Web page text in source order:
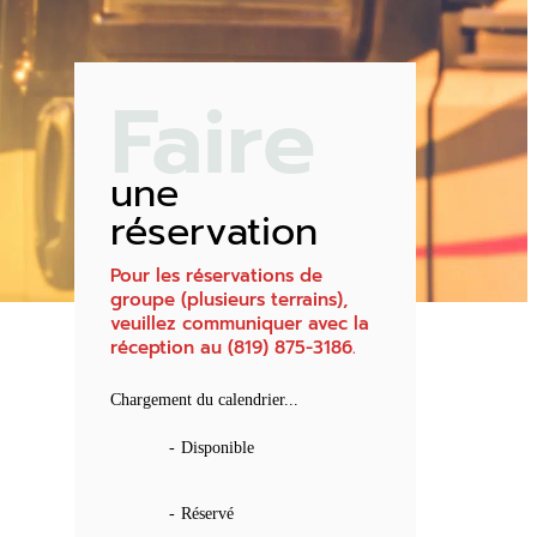
Faire
une
réservation
Pour les réservations de
groupe (plusieurs terrains),
veuillez communiquer avec la
réception au (819) 875-3186.
Chargement du calendrier...
- Disponible
- Réservé